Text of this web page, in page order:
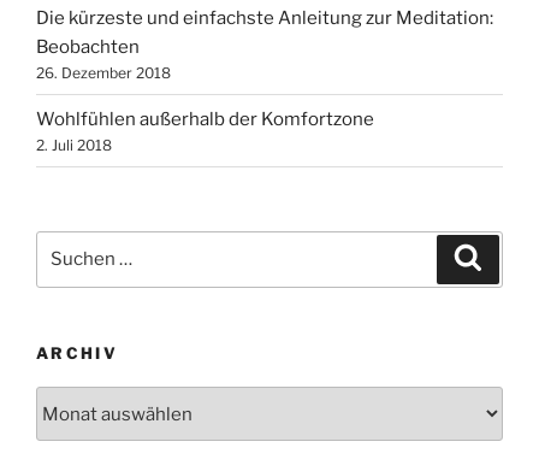
Die kürzeste und einfachste Anleitung zur Meditation:
Beobachten
26. Dezember 2018
Wohlfühlen außerhalb der Komfortzone
2. Juli 2018
nach:
ARCHIV